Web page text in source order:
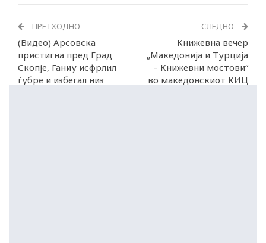
ПРЕТХОДНО
(Видео) Арсовска
пристигна пред Град
Скопје, Ганиу исфрлил
ѓубре и избегал низ
СЛЕДНО
Книжевна вечер
„Македонија и Турција
– Книжевни мостови“
во македонскиот КИЦ